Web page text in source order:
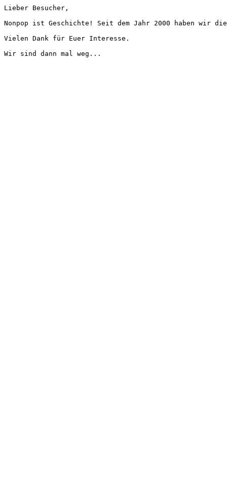
Lieber Besucher,
Nonpop ist Geschichte! Seit dem Jahr 2000 haben wir
Vielen Dank für Euer Interesse.
Wir sind dann mal weg...